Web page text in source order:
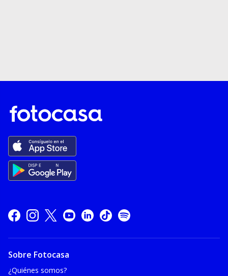
Sobre Fotocasa
¿Quiénes somos?